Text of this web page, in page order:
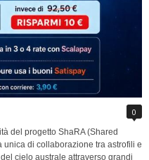
0
del progetto ShaRA (Shared
unica di collaborazione tra astrofili e
cielo australe attraverso grandi